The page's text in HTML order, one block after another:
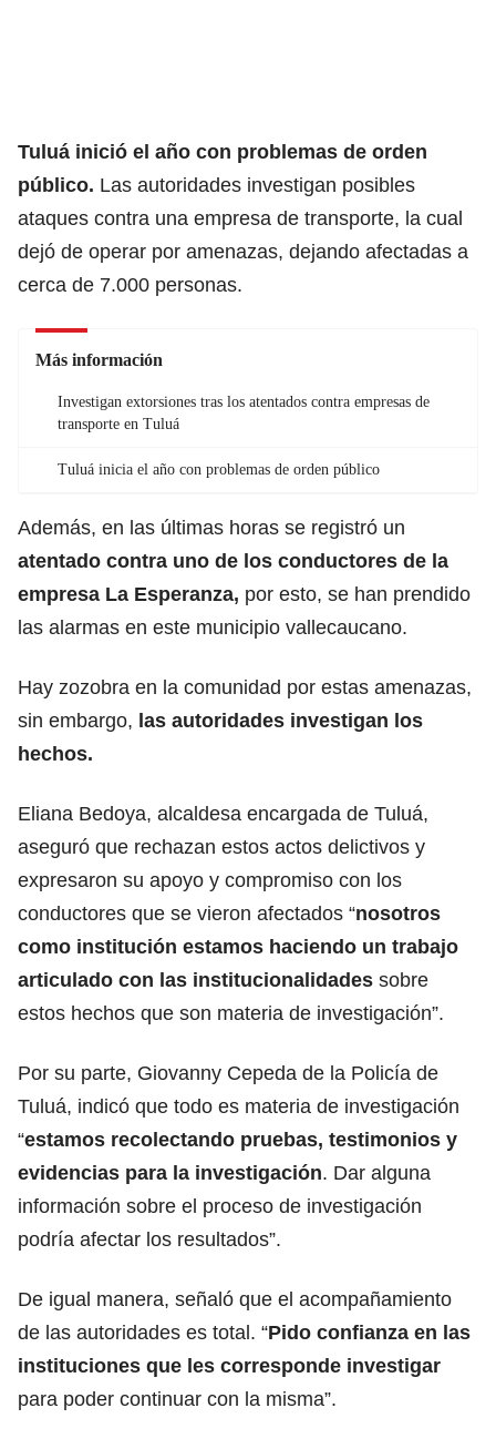
Tuluá inició el año con problemas de orden
público. Las autoridades investigan posibles
ataques contra una empresa de transporte, la cual
dejó de operar por amenazas, dejando afectadas a
cerca de 7.000 personas.
Más información
Investigan extorsiones tras los atentados contra empresas de
transporte en Tuluá
Tuluá inicia el año con problemas de orden público
Además, en las últimas horas se registró un
atentado contra uno de los conductores de la
empresa La Esperanza, por esto, se han prendido
las alarmas en este municipio vallecaucano.
Hay zozobra en la comunidad por estas amenazas,
sin embargo, las autoridades investigan los
hechos.
Eliana Bedoya, alcaldesa encargada de Tuluá,
aseguró que rechazan estos actos delictivos y
expresaron su apoyo y compromiso con los
conductores que se vieron afectados “nosotros
como institución estamos haciendo un trabajo
articulado con las institucionalidades sobre
estos hechos que son materia de investigación”.
Por su parte, Giovanny Cepeda de la Policía de
Tuluá, indicó que todo es materia de investigación
“estamos recolectando pruebas, testimonios y
evidencias para la investigación. Dar alguna
información sobre el proceso de investigación
podría afectar los resultados”.
De igual manera, señaló que el acompañamiento
de las autoridades es total. “Pido confianza en las
instituciones que les corresponde investigar
para poder continuar con la misma”.